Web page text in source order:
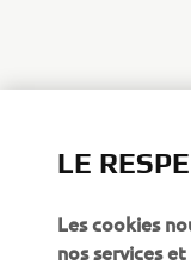
CORPORATE
LE
Les cookies
nos services